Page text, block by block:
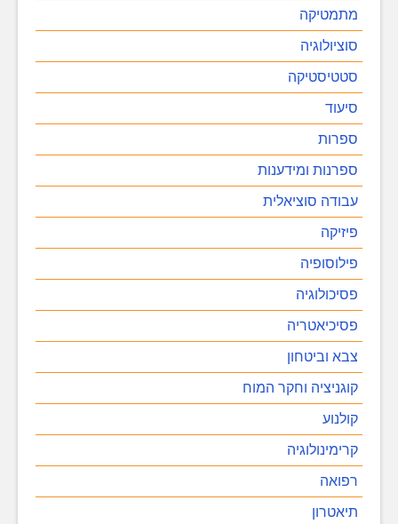
מתמטיקה
סוציולוגיה
סטטיסטיקה
סיעוד
ספרות
ספרנות ומידענות
עבודה סוציאלית
פיזיקה
פילוסופיה
פסיכולוגיה
פסיכיאטריה
צבא וביטחון
קוגניציה וחקר המוח
קולנוע
קרימינולוגיה
רפואה
תיאטרון